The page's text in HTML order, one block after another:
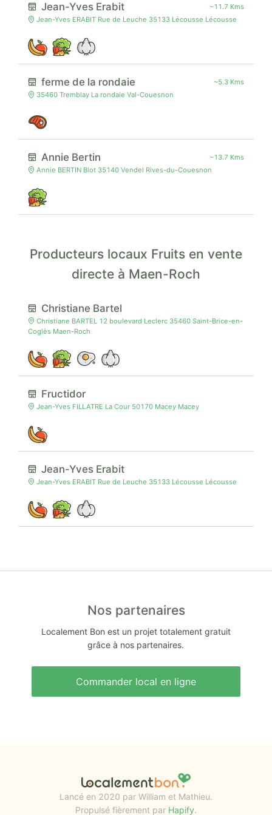
Jean-Yves Erabit
~11.7 Kms
Jean-Yves ERABIT Rue de Leuche 35133 Lécousse Lécousse
ferme de la rondaie
~5.3 Kms
35460 Tremblay La rondaie Val-Couesnon
Annie Bertin
~13.7 Kms
Annie BERTIN Blot 35140 Vendel Rives-du-Couesnon
Producteurs locaux Fruits en vente
directe à Maen-Roch
Christiane Bartel
Christiane BARTEL 12 boulevard Leclerc 35460 Saint-Brice-en-
Coglès Maen-Roch
Fructidor
Jean-Yves FILLATRE La Cour 50170 Macey Macey
Jean-Yves Erabit
Jean-Yves ERABIT Rue de Leuche 35133 Lécousse Lécousse
Nos partenaires
Localement Bon est un projet totalement gratuit
grâce à nos partenaires.
Commander local en ligne
Lancé en 2020 par William et Mathieu.
Propulsé fièrement par Hapify.